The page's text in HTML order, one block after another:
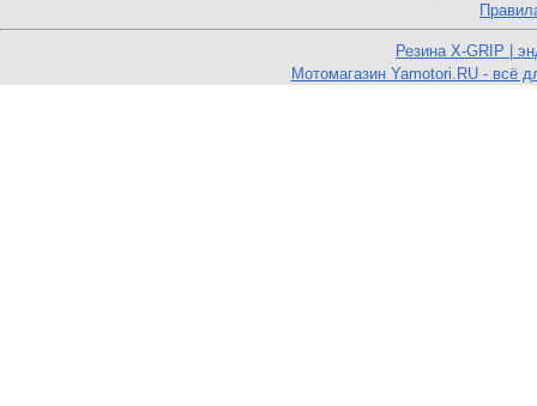
Резина X-GRIP |
Мотомагазин Yamotori.RU - всё